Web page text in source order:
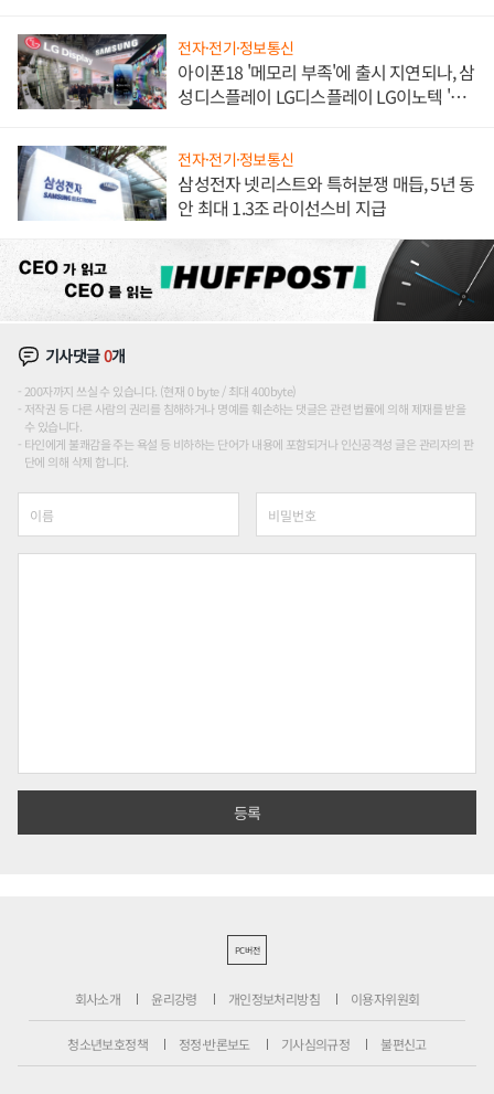
전자·전기·정보통신
아이폰18 '메모리 부족'에 출시 지연되나, 삼
성디스플레이 LG디스플레이 LG이노텍 '탈
전자·전기·정보통신
삼성전자 넷리스트와 특허분쟁 매듭, 5년 동
안 최대 1.3조 라이선스비 지급
기사댓글0개
200자까지 쓰실 수 있습니다. (현재 0 byte / 최대 400byte)
저작권 등 다른 사람의 권리를 침해하거나 명예를 훼손하는 댓글은 관련 법률에 의해 제재를 받을
수 있습니다.
타인에게 불쾌감을 주는 욕설 등 비하하는 단어가 내용에 포함되거나 인신공격성 글은 관리자의 판
단에 의해 삭제 합니다.
PC버전
회사소개 윤리강령 개인정보처리방침 이용자위원회
청소년보호정책 정정·반론보도 기사심의규정 불편신고